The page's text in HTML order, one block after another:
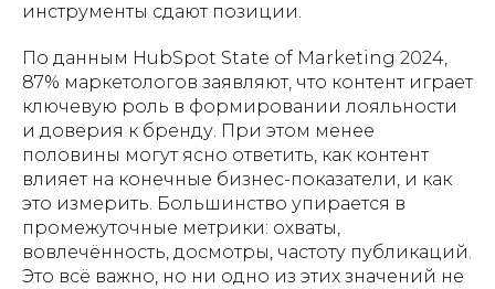
инструменты сдают позиции.
По данным HubSpot State of Marketing 2024,
87% маркетологов заявляют, что контент играет
ключевую роль в формировании лояльности
и доверия к бренду. При этом менее
половины могут ясно ответить, как контент
влияет на конечные бизнес-показатели, и как
это измерить. Большинство упирается в
промежуточные метрики: охваты,
вовлечённость, досмотры, частоту публикаций.
Это всё важно, но ни одно из этих значений не